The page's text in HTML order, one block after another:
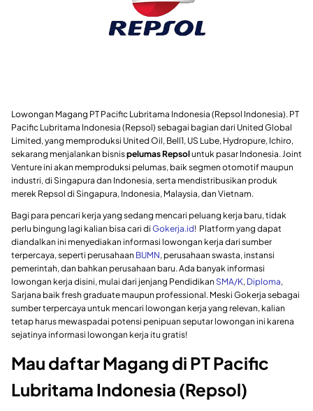
Lowongan Magang PT Pacific Lubritama Indonesia (Repsol Indonesia). PT
Pacific Lubritama Indonesia (Repsol) sebagai bagian dari United Global
Limited, yang memproduksi United Oil, Bell1, US Lube, Hydropure, Ichiro,
sekarang menjalankan bisnispelumas Repsoluntuk pasar Indonesia. Joint
Venture ini akan memproduksi pelumas, baik segmen otomotif maupun
industri, di Singapura dan Indonesia, serta mendistribusikan produk
merek Repsol di Singapura, Indonesia, Malaysia, dan Vietnam.
Bagi para pencari kerja yang sedang mencari peluang kerja baru, tidak
perlu bingung lagi kalian bisa cari di Gokerja.id! Platform yang dapat
diandalkan ini menyediakan informasi lowongan kerja dari sumber
terpercaya, seperti perusahaan BUMN, perusahaan swasta, instansi
pemerintah, dan bahkan perusahaan baru. Ada banyak informasi
lowongan kerja disini, mulai dari jenjang Pendidikan SMA/K, Diploma,
Sarjana baik fresh graduate maupun professional. Meski Gokerja sebagai
sumber terpercaya untuk mencari lowongan kerja yang relevan, kalian
tetap harus mewaspadai potensi penipuan seputar lowongan ini karena
sejatinya informasi lowongan kerja itu gratis!
Mau daftar Magang di PT Pacific
Lubritama Indonesia (Repsol)